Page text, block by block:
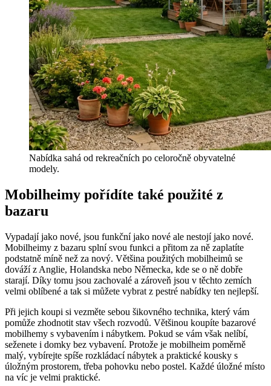
Nabídka sahá od rekreačních po celoročně obyvatelné
modely.
Mobilheimy pořídíte také použité z
bazaru
Vypadají jako nové, jsou funkční jako nové ale nestojí jako nové.
Mobilheimy z bazaru splní svou funkci a přitom za ně zaplatíte
podstatně míně než za nový. Většina použitých mobilheimů se
dováží z Anglie, Holandska nebo Německa, kde se o ně dobře
starají. Díky tomu jsou zachovalé a zároveň jsou v těchto zemích
velmi oblíbené a tak si můžete vybrat z pestré nabídky ten nejlepší.
Při jejich koupi si vezměte sebou šikovného technika, který vám
pomůže zhodnotit stav všech rozvodů. Většinou koupíte bazarové
mobilhemy s vybavením i nábytkem. Pokud se vám však nelíbí,
seženete i domky bez vybavení. Protože je mobilheim poměrně
malý, vybírejte spíše rozkládací nábytek a praktické kousky s
úložným prostorem, třeba pohovku nebo postel. Každé úložné místo
na víc je velmi praktické.